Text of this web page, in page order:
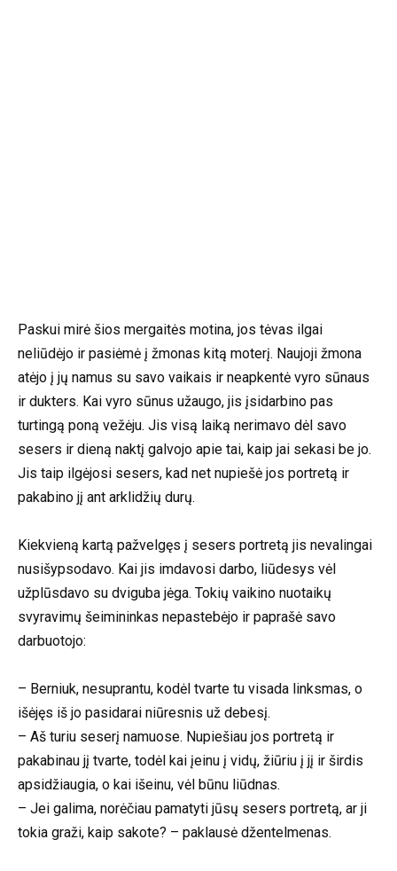
Paskui mirė šios mergaitės motina, jos tėvas ilgai
neliūdėjo ir pasiėmė į žmonas kitą moterį. Naujoji žmona
atėjo į jų namus su savo vaikais ir neapkentė vyro sūnaus
ir dukters. Kai vyro sūnus užaugo, jis įsidarbino pas
turtingą poną vežėju. Jis visą laiką nerimavo dėl savo
sesers ir dieną naktį galvojo apie tai, kaip jai sekasi be jo.
Jis taip ilgėjosi sesers, kad net nupiešė jos portretą ir
pakabino jį ant arklidžių durų.
Kiekvieną kartą pažvelgęs į sesers portretą jis nevalingai
nusišypsodavo. Kai jis imdavosi darbo, liūdesys vėl
užplūsdavo su dviguba jėga. Tokių vaikino nuotaikų
svyravimų šeimininkas nepastebėjo ir paprašė savo
darbuotojo:
– Berniuk, nesuprantu, kodėl tvarte tu visada linksmas, o
išėjęs iš jo pasidarai niūresnis už debesį.
– Aš turiu seserį namuose. Nupiešiau jos portretą ir
pakabinau jį tvarte, todėl kai įeinu į vidų, žiūriu į jį ir širdis
apsidžiaugia, o kai išeinu, vėl būnu liūdnas.
– Jei galima, norėčiau pamatyti jūsų sesers portretą, ar ji
tokia graži, kaip sakote? – paklausė džentelmenas.